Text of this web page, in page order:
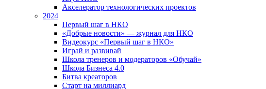
Акселератор технологических проектов
2024
Первый шаг в НКО
«Добрые новости» — журнал для НКО
Видеокурс «Первый шаг в НКО»
Играй и развивай
Школа тренеров и модераторов «Обучай»
Школа Бизнеса 4.0
Битва креаторов
Старт на миллиард